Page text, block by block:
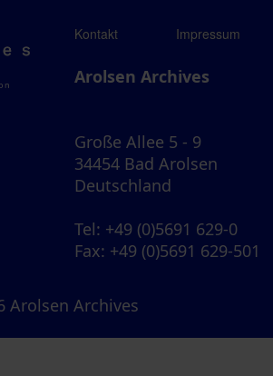
Kontakt Impressum
Arolsen Archives
Große Allee 5 - 9
34454 Bad Arolsen
Deutschland
Tel: +49 (0)5691 629-0
Fax: +49 (0)5691 629-501
Arolsen Archives